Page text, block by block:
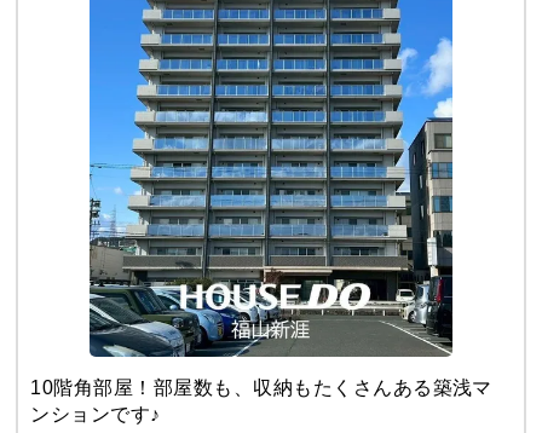
10階角部屋！部屋数も、収納もたくさんある築浅マ
ンションです♪